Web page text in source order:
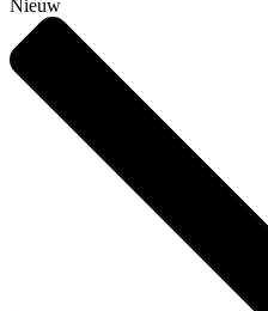
Nieuw